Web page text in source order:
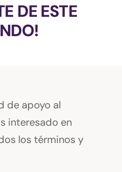
DE ESTE
de apoyo al
interesado en
los términos y